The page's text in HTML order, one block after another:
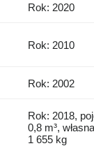
Rok: 2020
Rok: 2010
Rok: 2002
Rok: 2018,
0,8 m³,
1 655 kg